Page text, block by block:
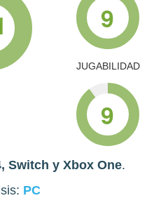
9
JUGABILIDAD
9
Switch y Xbox One.
PC